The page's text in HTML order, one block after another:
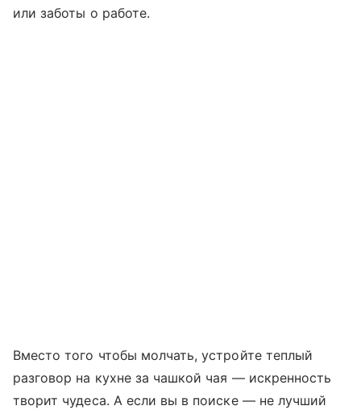
или заботы о работе.
Вместо того чтобы молчать, устройте теплый
разговор на кухне за чашкой чая — искренность
творит чудеса. А если вы в поиске — не лучший